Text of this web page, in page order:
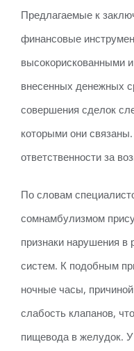
Предлагаемые к
финансовые
высокорискованными
внесенных денежных
совершения сделок
которыми они
ответственности за
По словам
сомнамбулизмом
признаки нарушения в
систем. К подобным
ночные часы,
слабость клапанов,
пищевода в желудок.